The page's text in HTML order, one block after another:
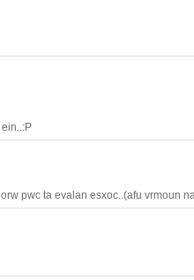
pwc ta evalan esxoc..(afu vrmoun